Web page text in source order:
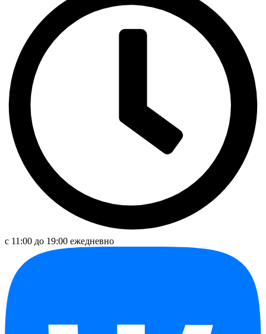
с 11:00 до 19:00 ежедневно